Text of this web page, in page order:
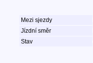
Mezi sjezdy
Jízdní směr
Stav